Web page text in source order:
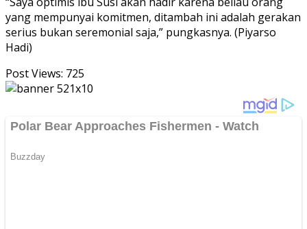
yang mempunyai komitmen, ditambah ini adalah gerakan
serius bukan seremonial saja,” pungkasnya. (Piyarso
Hadi)
Post Views: 725